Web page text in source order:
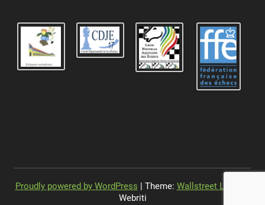
Proudly powered by WordPress | Theme: Wallstreet Light
Webriti